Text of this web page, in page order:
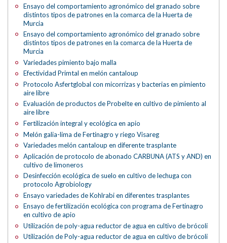
Ensayo del comportamiento agronómico del granado sobre
distintos tipos de patrones en la comarca de la Huerta de
Murcia
Ensayo del comportamiento agronómico del granado sobre
distintos tipos de patrones en la comarca de la Huerta de
Murcia
Variedades pimiento bajo malla
Efectividad Primtal en melón cantaloup
Protocolo Asfertglobal con micorrizas y bacterias en pimiento
aire libre
Evaluación de productos de Probelte en cultivo de pimiento al
aire libre
Fertilización integral y ecológica en apio
Melón galia-lima de Fertinagro y riego Visareg
Variedades melón cantaloup en diferente trasplante
Aplicación de protocolo de abonado CARBUNA (ATS y AND) en
cultivo de limoneros
Desinfección ecológica de suelo en cultivo de lechuga con
protocolo Agrobiology
Ensayo variedades de Kohlrabi en diferentes trasplantes
Ensayo de fertilización ecológica con programa de Fertinagro
en cultivo de apio
Utilización de poly-agua reductor de agua en cultivo de brócoli
Utilización de Poly-agua reductor de agua en cultivo de brócoli